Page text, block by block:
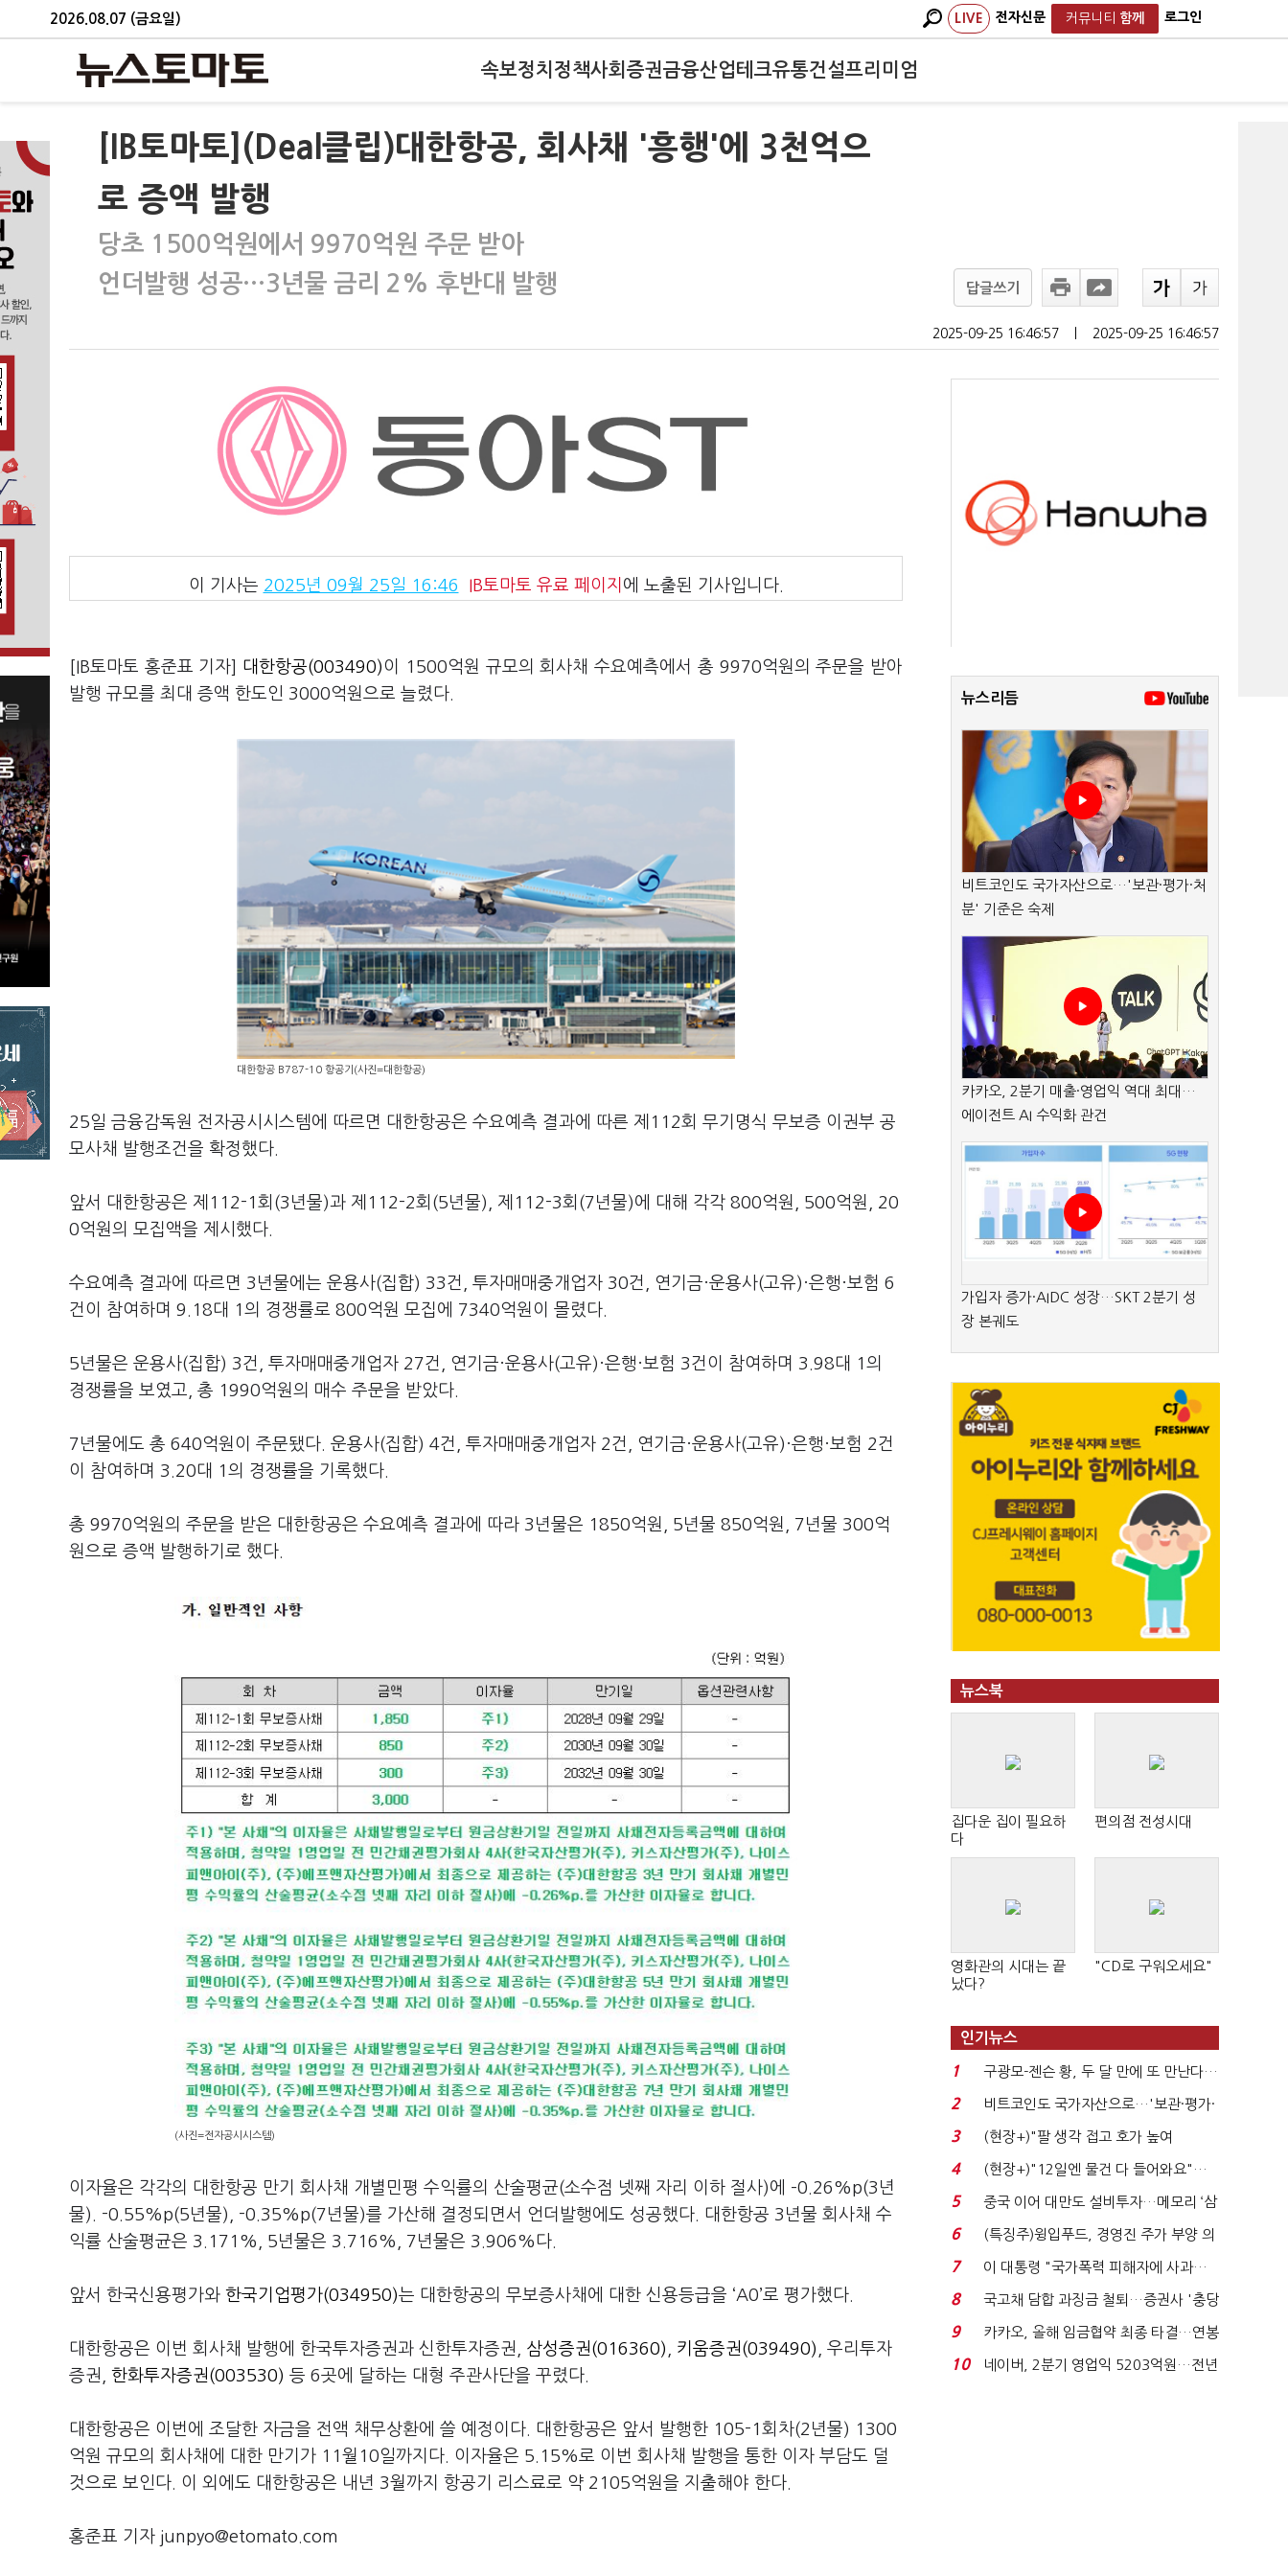
2026.08.07 (금요일) LIVE 전자신문 커뮤니티 함께 로그인
속보정치 정책사회 증권금융산업테크유통건설프리미엄
[IB토마토](Deal클립)대한항공, 회사채 '흥행'에 3천억으
로 증액 발행
당초 1500억원에서 9970억원 주문 받아
언더발행 성공…3년물 금리 2% 후반대 발행
답글쓰기
2025-09-25 16:46:57 2025-09-25 16:46:57
이 기사는 2025년 09월 25일 16:46 IB토마토 유료 페이지 에 노출된 기사입니다.
[IB토마토 홍준표 기자] 대한항공(003490)이 1500억원 규모의 회사채 수요예측에서 총 9970억원의 주문을 받아
발행 규모를 최대 증액 한도인 3000억원으로 늘렸다.
대한항공 B787-10 항공기(사진=대한항공)
25일 금융감독원 전자공시시스템에 따르면 대한항공은 수요예측 결과에 따른 제112회 무기명식 무보증 이권부 공
모사채 발행조건을 확정했다.
앞서 대한항공은 제112-1회(3년물)과 제112-2회(5년물), 제112-3회(7년물)에 대해 각각 800억원, 500억원, 20
0억원의 모집액을 제시했다.
수요예측 결과에 따르면 3년물에는 운용사(집합) 33건, 투자매매중개업자 30건, 연기금·운용사(고유)·은행·보험 6
건이 참여하며 9.18대 1의 경쟁률로 800억원 모집에 7340억원이 몰렸다.
5년물은 운용사(집합) 3건, 투자매매중개업자 27건, 연기금·운용사(고유)·은행·보험 3건이 참여하며 3.98대 1의
경쟁률을 보였고, 총 1990억원의 매수 주문을 받았다.
7년물에도 총 640억원이 주문됐다. 운용사(집합) 4건, 투자매매중개업자 2건, 연기금·운용사(고유)·은행·보험 2건
이 참여하며 3.20대 1의 경쟁률을 기록했다.
총 9970억원의 주문을 받은 대한항공은 수요예측 결과에 따라 3년물은 1850억원, 5년물 850억원, 7년물 300억
원으로 증액 발행하기로 했다.
(사진=전자공시시스템)
이자율은 각각의 대한항공 만기 회사채 개별민평 수익률의 산술평균(소수점 넷째 자리 이하 절사)에 –0.26%p(3년
물). -0.55%p(5년물), -0.35%p(7년물)를 가산해 결정되면서 언더발행에도 성공했다. 대한항공 3년물 회사채 수
익률 산술평균은 3.171%, 5년물은 3.716%, 7년물은 3.906%다.
앞서 한국신용평가와 한국기업평가(034950)는 대한항공의 무보증사채에 대한 신용등급을 ‘A0’로 평가했다.
대한항공은 이번 회사채 발행에 한국투자증권과 신한투자증권, 삼성증권(016360) 키움증권(039490)
, 우리투자
증권, 한화투자증권(003530) 등 6곳에 달하는 대형 주관사단을 꾸렸다.
대한항공은 이번에 조달한 자금을 전액 채무상환에 쓸 예정이다. 대한항공은 앞서 발행한 105-1회차(2년물) 1300
억원 규모의 회사채에 대한 만기가 11월10일까지다. 이자율은 5.15%로 이번 회사채 발행을 통한 이자 부담도 덜
것으로 보인다. 이 외에도 대한항공은 내년 3월까지 항공기 리스료로 약 2105억원을 지출해야 한다.
홍준표 기자 junpyo@etomato.com
뉴스리듬
비트코인도 국가자산으로…'보관·평가·처
분' 기준은 숙제
카카오, 2분기 매출·영업익 역대 최대…
에이전트 AI 수익화 관건
가입자 증가·AIDC 성장…SKT 2분기 성
장 본궤도
뉴스북
집다운 집이 필요하
다
편의점 전성시대
영화관의 시대는 끝
났다?
"CD로 구워오세요"
인기뉴스
1
구광모-젠슨 황, 두 달 만에 또 만난다…
로봇·AI 등 논...
2
비트코인도 국가자산으로…'보관·평가·
처분' 기준은 ...
3
(현장+)"팔 생각 접고 호가 높여
요"…'덜 똘똘한 한 채' 20...
4
(현장+)"12일엔 물건 다 들어와요"…
빈 매대 채우며 문 연 ...
5
중국 이어 대만도 설비투자…메모리 ‘삼
국전쟁’
6
(특징주)윙입푸드, 경영진 주가 부양 의
지에 상한가...
7
이 대통령 "국가폭력 피해자에 사과…
적극적 조사로 진...
8
국고채 담합 과징금 철퇴…증권사 '충당
금 폭탄' 우려...
9
카카오, 올해 임금협약 최종 타결…연봉
6.3% 인상·격려...
10
네이버, 2분기 영업익 5203억원…전년